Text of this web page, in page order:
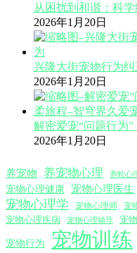
从困扰到和谐：科
2026年1月20日
兴隆大街宠物行为
2026年1月20日
解密爱宠“问题行为
2026年1月20日
养宠物 养宠物心理 养蛇心
宠物心理健康 宠物心理医生
宠物心理学 宠物心理师 宠
宠物心理疾病
宠物心理辅导 宠
宠物行为 宠物训练